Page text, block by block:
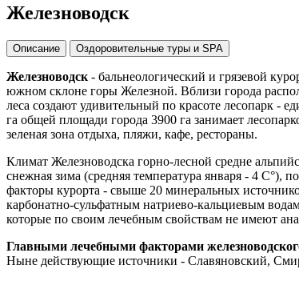
Железноводск
Описание Оздоровительные туры и SPA
Железноводск - бальнеологический и грязевой
южном склоне горы Железной. Вблизи города
леса создают удивительный по красоте лесопарк -
га общей площади города 3900 га занимает
зеленая зона отдыха, пляжи, кафе, рестораны.
Климат Железноводска горно-лесной средне
снежная зима (средняя температура января - 4 С°),
факторы курорта - свыше 20 минеральных
карбонатно-сульфатным натриево-кальциевым
которые по своим лечебным свойствам не имеют
Главными лечебными факторами
Ныне действующие источники - Славяновский,